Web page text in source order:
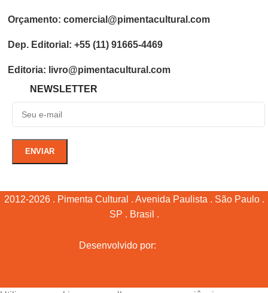
Orçamento: comercial@pimentacultural.com
Dep. Editorial: +55 (11) 91665-4469
Editoria: livro@pimentacultural.com
NEWSLETTER
2012-2026 . Pimenta Cultural . Avenida Paulista . São Paulo .
SP . Brasil .
Desenvolvido por: